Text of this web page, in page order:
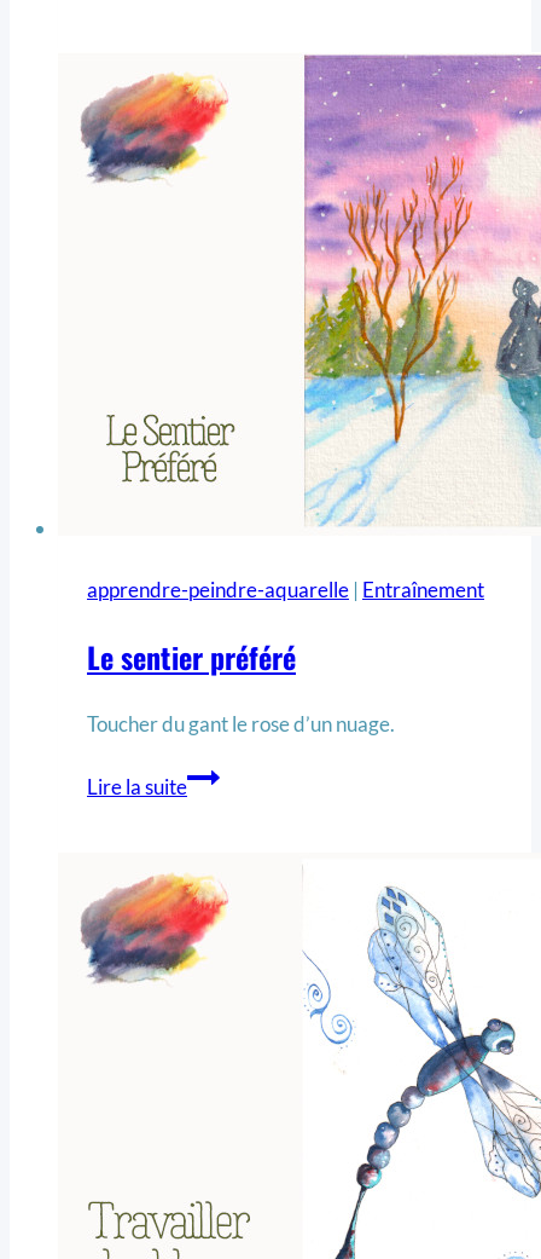
apprendre-peindre-aquarelle | Entraînement
Le sentier préféré
Toucher du gant le rose d’un nuage.
Lire la suite